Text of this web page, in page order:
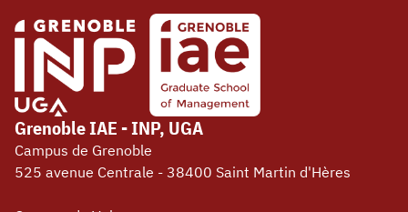
Grenoble IAE - INP, UGA
Campus de Grenoble
525 avenue Centrale - 38400 Saint Martin d'Hères